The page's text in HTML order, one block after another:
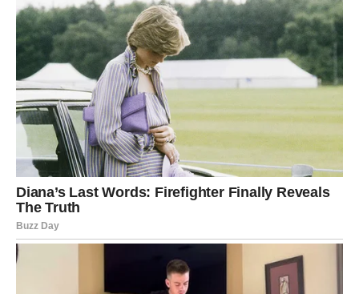
Ne potiskujte ono što osjećate.
Srce pamti ono što je bilo važno
Pred vama su snažni trenuci.
STRIJELAC
Neočekivan susret ili razgovor donosi pozitivnu energiju.
Moguće je novo poznanstvo koje vas intrigira.